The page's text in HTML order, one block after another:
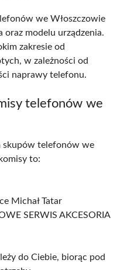
we Włoszczowie
oraz modelu urządzenia.
zakresie od
w zależności od
naprawy telefonu.
telefonów we
skupów telefonów we
to:
Michał Tatar
SERWIS AKCESORIA
do Ciebie, biorąc pod